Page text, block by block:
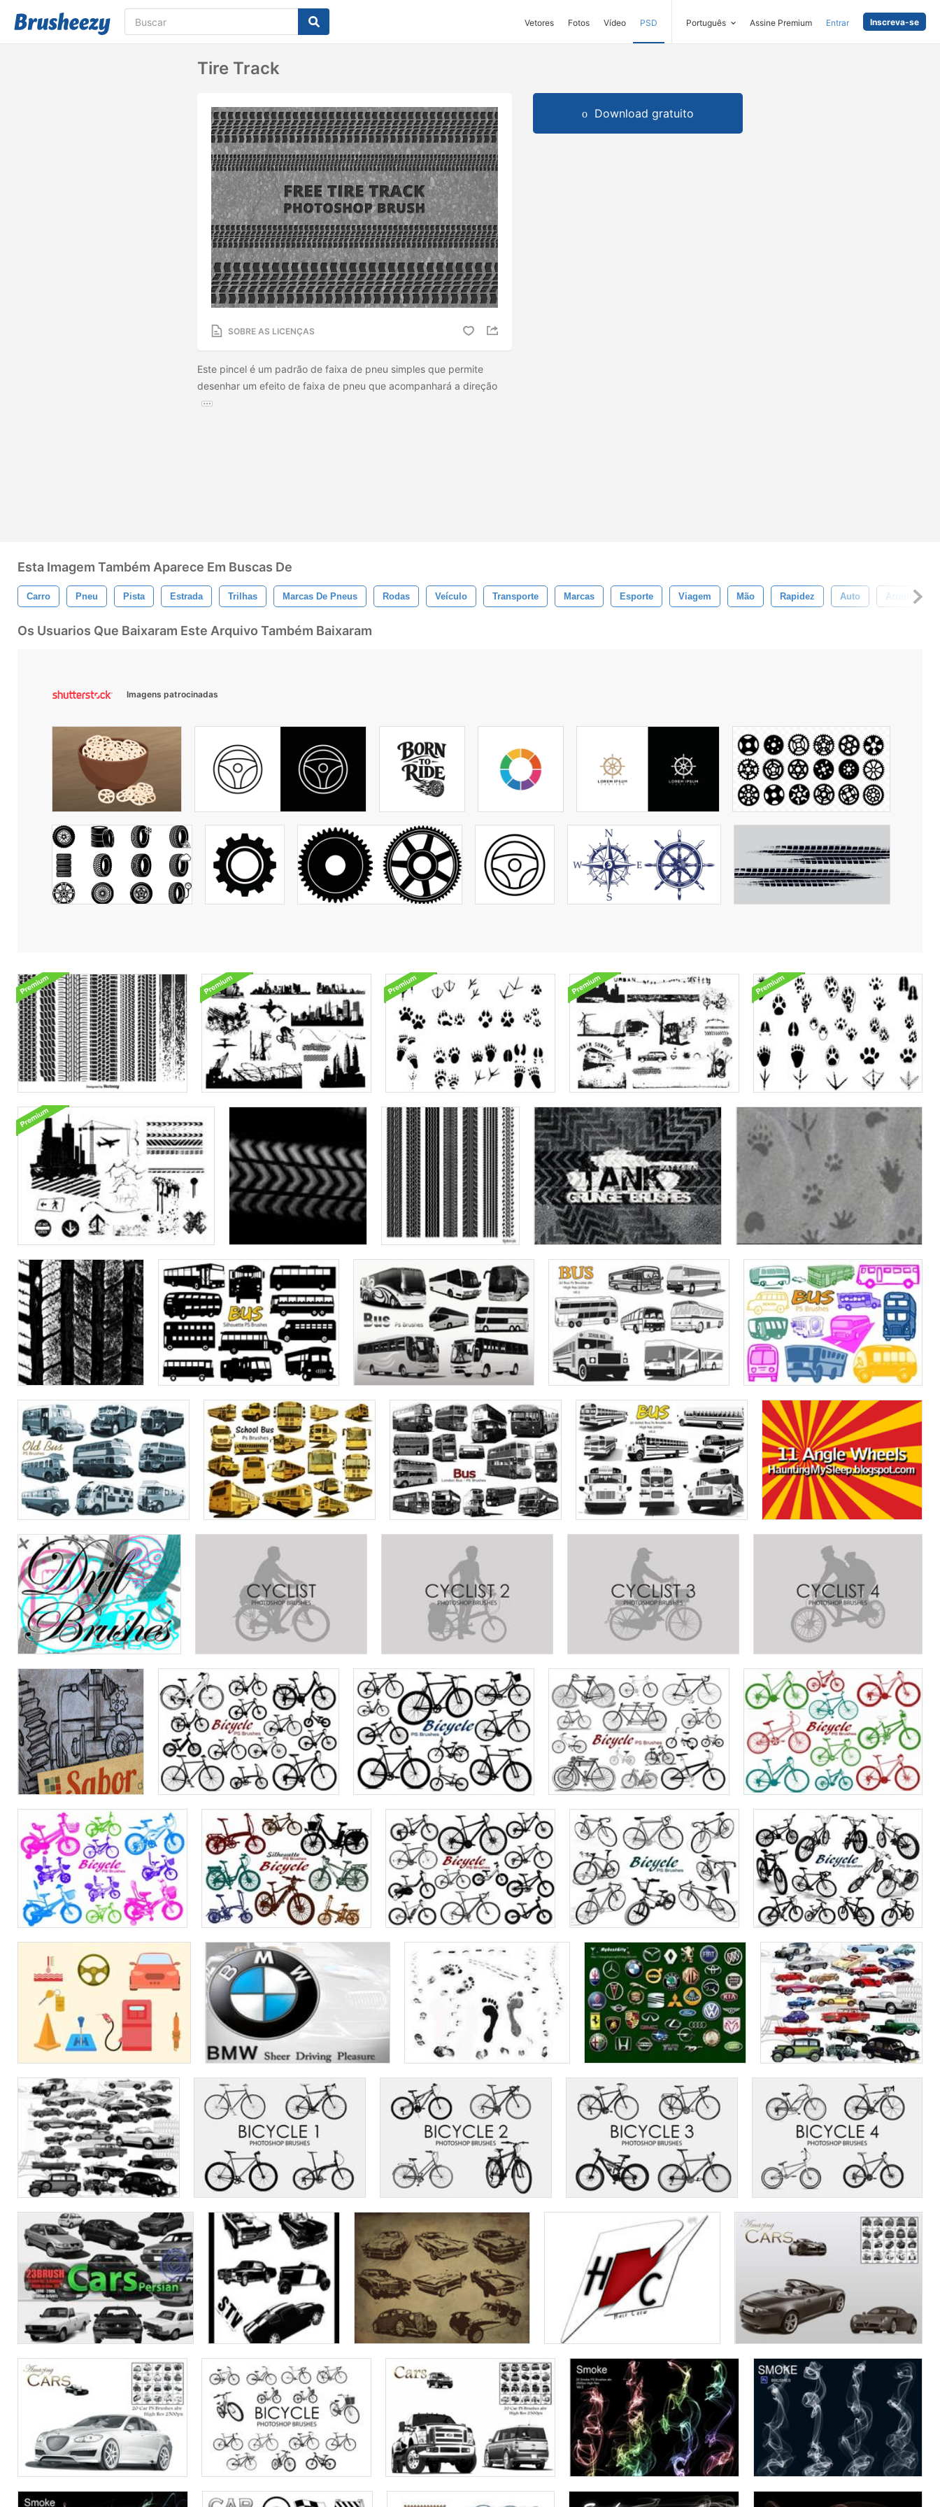
Vetores Fotos Vídeo PSD Português Assine Premium Entrar Inscreva-se
Tire Track
SOBRE AS LICENÇAS
Este pincel é um padrão de faixa de pneu simples que permite
desenhar um efeito de faixa de pneu que acompanhará a direção
Download gratuito
Esta Imagem Também Aparece Em Buscas De
Carro Pneu Pista Estrada Trilhas Marcas De Pneus Rodas Veículo Transporte Marcas Esporte Viagem Mão Rapidez Auto Arranhões
Os Usuarios Que Baixaram Este Arquivo Também Baixaram
Imagens patrocinadas